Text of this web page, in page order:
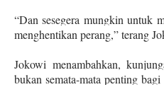
“Dan sesegera mungkin untuk
menghentikan perang,” terang
Jokowi menambahkan,
bukan semata-mata penting